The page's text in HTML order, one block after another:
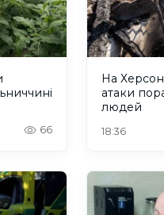
66
На
атаки
людей
18:36